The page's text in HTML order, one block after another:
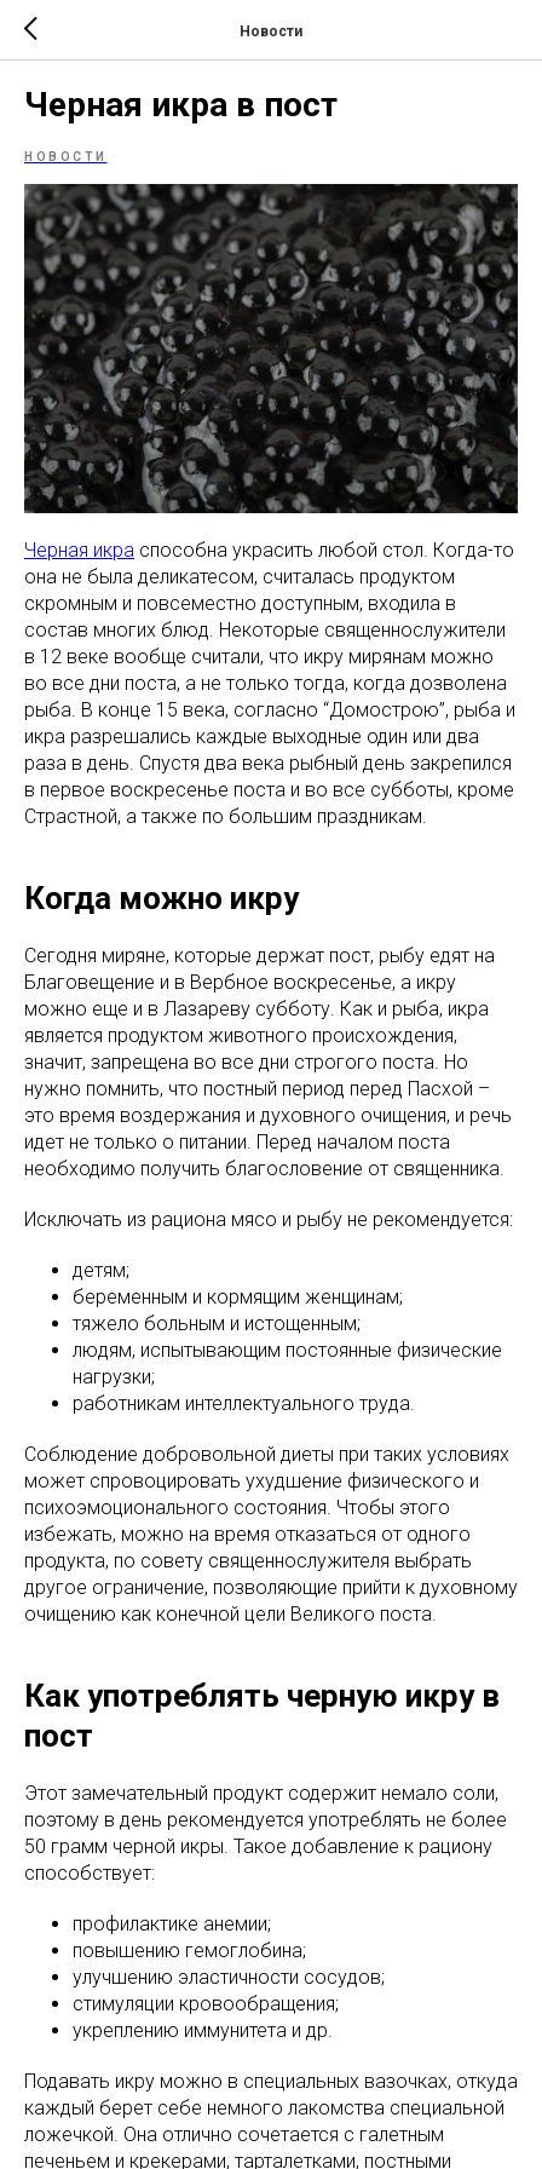
Новости
Черная икра в пост
НОВОСТИ
Черная икра способна украсить любой стол. Когда-то
она не была деликатесом, считалась продуктом
скромным и повсеместно доступным, входила в
состав многих блюд. Некоторые священнослужители
в 12 веке вообще считали, что икру мирянам можно
во все дни поста, а не только тогда, когда дозволена
рыба. В конце 15 века, согласно “Домострою”, рыба и
икра разрешались каждые выходные один или два
раза в день. Спустя два века рыбный день закрепился
в первое воскресенье поста и во все субботы, кроме
Страстной, а также по большим праздникам.
Когда можно икру
Сегодня миряне, которые держат пост, рыбу едят на
Благовещение и в Вербное воскресенье, а икру
можно еще и в Лазареву субботу. Как и рыба, икра
является продуктом животного происхождения,
значит, запрещена во все дни строгого поста. Но
нужно помнить, что постный период перед Пасхой –
это время воздержания и духовного очищения, и речь
идет не только о питании. Перед началом поста
необходимо получить благословение от священника.
Исключать из рациона мясо и рыбу не рекомендуется:
детям;
беременным и кормящим женщинам;
тяжело больным и истощенным;
людям, испытывающим постоянные физические
нагрузки;
работникам интеллектуального труда.
Соблюдение добровольной диеты при таких условиях
может спровоцировать ухудшение физического и
психоэмоционального состояния. Чтобы этого
избежать, можно на время отказаться от одного
продукта, по совету священнослужителя выбрать
другое ограничение, позволяющие прийти к духовному
очищению как конечной цели Великого поста.
Как употреблять черную икру в
пост
Этот замечательный продукт содержит немало соли,
поэтому в день рекомендуется употреблять не более
50 грамм черной икры. Такое добавление к рациону
способствует:
профилактике анемии;
повышению гемоглобина;
улучшению эластичности сосудов;
стимуляции кровообращения;
укреплению иммунитета и др.
Подавать икру можно в специальных вазочках, откуда
каждый берет себе немного лакомства специальной
ложечкой. Она отлично сочетается с галетным
печеньем и крекерами, тарталетками, постными